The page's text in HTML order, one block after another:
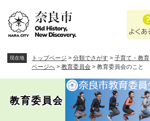
あ
問
現在地 トップページ > 分類でさがす > 子育て・教育
ページへ > 教育委員会 > 教育委員会のこと
教育委員会